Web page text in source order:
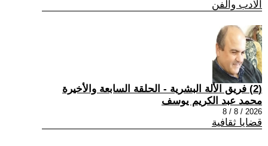
الادب والفن
(2) فريق الألة البشرية - الحلقة السابعة والأخيرة
محمد عبد الكريم يوسف
2026 / 8 / 8
قضايا ثقافية